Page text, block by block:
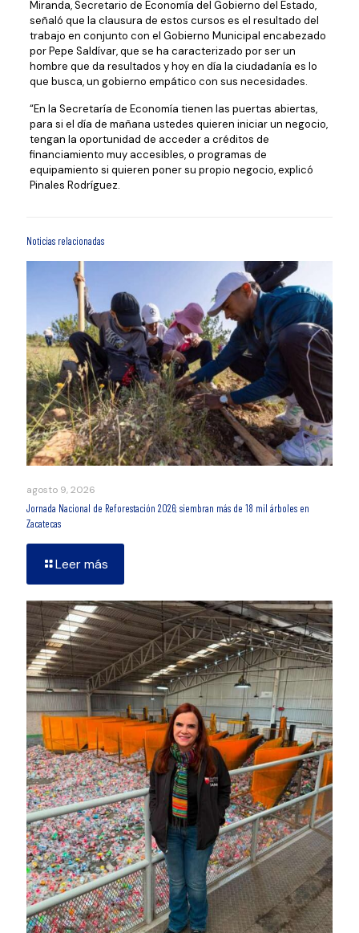
Miranda, Secretario de Economía del Gobierno del Estado,
señaló que la clausura de estos cursos es el resultado del
trabajo en conjunto con el Gobierno Municipal encabezado
por Pepe Saldívar, que se ha caracterizado por ser un
hombre que da resultados y hoy en día la ciudadanía es lo
que busca, un gobierno empático con sus necesidades.
“En la Secretaría de Economía tienen las puertas abiertas,
para si el día de mañana ustedes quieren iniciar un negocio,
tengan la oportunidad de acceder a créditos de
financiamiento muy accesibles, o programas de
equipamiento si quieren poner su propio negocio, explicó
Pinales Rodríguez.
Noticias relacionadas
agosto 9, 2026
Jornada Nacional de Reforestación 2026; siembran más de 18 mil árboles en
Zacatecas
Leer más